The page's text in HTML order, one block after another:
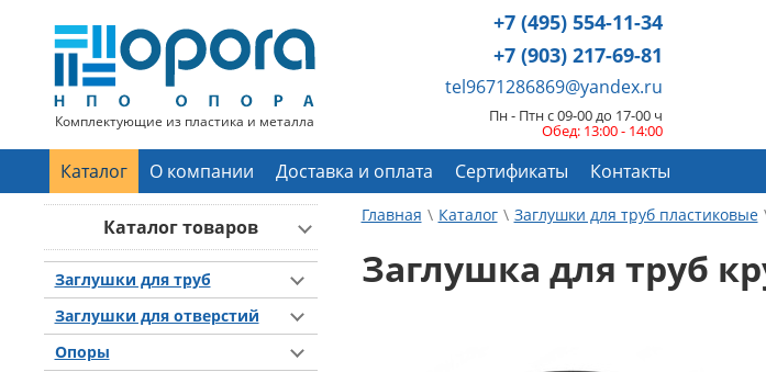
Комплектующие из пластика и металла
+7 (495) 554-11-34
+7 (903) 217-69-81
tel9671286869@yandex.ru
Пн - Птн с 09-00 до 17-00 ч
Обед: 13:00 - 14:00
Каталог О компании Доставка и оплата Сертификаты Контакты
Каталог товаров
Заглушки для труб
Заглушки для отверстий
Опоры
Главная Каталог Заглушки для труб пластиковые
Заглушка для труб